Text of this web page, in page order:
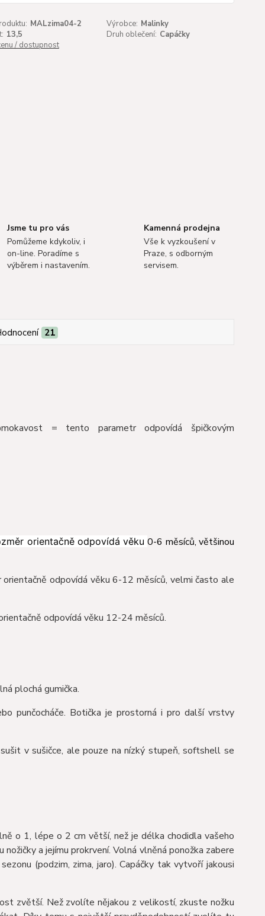
MALzima04-2 Výrobce: Malinky
13,5 Druh oblečení: Capáčky
/ dostupnost
Jsme tu pro vás
Pomůžeme kdykoliv, i
on-line. Poradíme s
výběrem i nastavením.
Kamenná prodejna
Vše k vyzkoušení v
Praze, s odborným
servisem.
21
= tento parametr odpovídá špičkovým
orientačně odpovídá věku0-6 měsíců, většinou
odpovídá věku 6-12 měsíců, velmi často ale
odpovídá věku 12-24 měsíců.
plochá gumička.
punčocháče. Botička je prostorná i pro další vrstvy
v sušičce, ale pouze na nízký stupeň, softshell se
o 1, lépe o 2 cm větší, než je délka chodidla vašeho
a jejímu prokrvení. Volná vlněná ponožka zabere
(podzim, zima, jaro). Capáčky tak vytvoří jakousi
zvětší. Než zvolíte nějakou z velikostí, zkuste nožku